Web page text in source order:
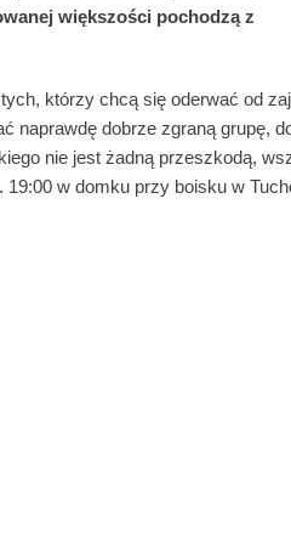
większości pochodzą z
którzy chcą się oderwać od
naprawdę dobrze zgraną grupę,
nie jest żadną przeszkodą,
w domku przy boisku w